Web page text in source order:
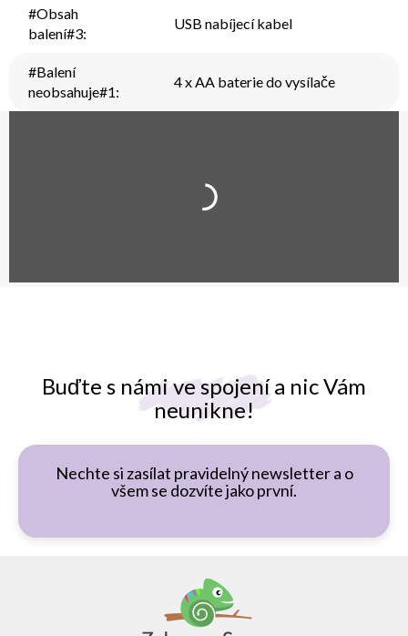
Buďte s námi ve spojení a nic Vám
neunikne!
Nechte si zasílat pravidelný newsletter a o
všem se dozvíte jako první.
#Obsah
balení#3:
USB nabíjecí kabel
#Balení
neobsahuje#1:
4 x AA baterie do vysílače